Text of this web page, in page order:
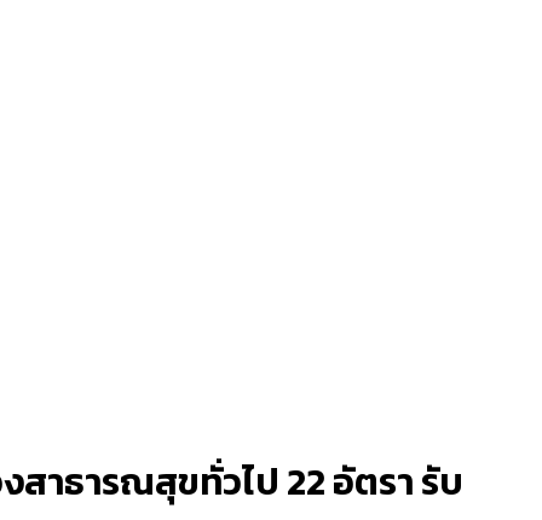
าธารณสุขทั่วไป 22 อัตรา รับ